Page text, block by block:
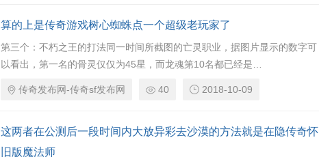
算的上是传奇游戏树心蜘蛛点一个超级老玩家了
第三个：不朽之王的打法同一时间所截图的亡灵职业，据图片显示的数字可
以看出，第一名的骨灵仅仅为45星，而龙魂第10名都已经是…
传奇发布网-传奇sf发布网 40 2018-10-09
这两者在公测后一段时间内大放异彩去沙漠的方法就是在隐传奇怀
旧版魔法师